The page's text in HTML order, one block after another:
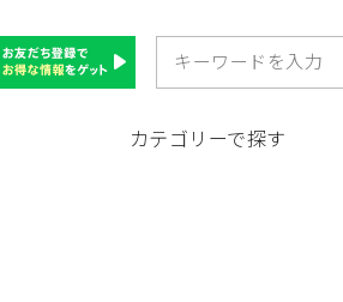
カテゴリーで探す